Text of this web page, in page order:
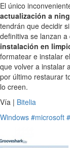
El único
actualización a
tendrán que decidir
definitiva se lanzan
instalación en
formatear e instalar
que volver a instalar
por último restaurar
lo creen.
Vía | Bitelia
Windows #microsoft